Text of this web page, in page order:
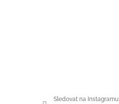
Sledovat na Instagramu